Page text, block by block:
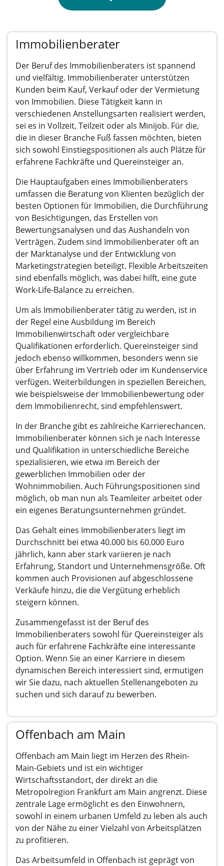
Immobilienberater
Der Beruf des Immobilienberaters ist spannend
und vielfältig. Immobilienberater unterstützen
Kunden beim Kauf, Verkauf oder der Vermietung
von Immobilien. Diese Tätigkeit kann in
verschiedenen Anstellungsarten realisiert werden,
sei es in Vollzeit, Teilzeit oder als Minijob. Für die,
die in dieser Branche Fuß fassen möchten, bieten
sich sowohl Einstiegspositionen als auch Plätze für
erfahrene Fachkräfte und Quereinsteiger an.
Die Hauptaufgaben eines Immobilienberaters
umfassen die Beratung von Klienten bezüglich der
besten Optionen für Immobilien, die Durchführung
von Besichtigungen, das Erstellen von
Bewertungsanalysen und das Aushandeln von
Verträgen. Zudem sind Immobilienberater oft an
der Marktanalyse und der Entwicklung von
Marketingstrategien beteiligt. Flexible Arbeitszeiten
sind ebenfalls möglich, was dabei hilft, eine gute
Work-Life-Balance zu erreichen.
Um als Immobilienberater tätig zu werden, ist in
der Regel eine Ausbildung im Bereich
Immobilienwirtschaft oder vergleichbare
Qualifikationen erforderlich. Quereinsteiger sind
jedoch ebenso willkommen, besonders wenn sie
über Erfahrung im Vertrieb oder im Kundenservice
verfügen. Weiterbildungen in speziellen Bereichen,
wie beispielsweise der Immobilienbewertung oder
dem Immobilienrecht, sind empfehlenswert.
In der Branche gibt es zahlreiche Karrierechancen.
Immobilienberater können sich je nach Interesse
und Qualifikation in unterschiedliche Bereiche
spezialisieren, wie etwa im Bereich der
gewerblichen Immobilien oder der
Wohnimmobilien. Auch Führungspositionen sind
möglich, ob man nun als Teamleiter arbeitet oder
ein eigenes Beratungsunternehmen gründet.
Das Gehalt eines Immobilienberaters liegt im
Durchschnitt bei etwa 40.000 bis 60.000 Euro
jährlich, kann aber stark variieren je nach
Erfahrung, Standort und Unternehmensgröße. Oft
kommen auch Provisionen auf abgeschlossene
Verkäufe hinzu, die die Vergütung erheblich
steigern können.
Zusammengefasst ist der Beruf des
Immobilienberaters sowohl für Quereinsteiger als
auch für erfahrene Fachkräfte eine interessante
Option. Wenn Sie an einer Karriere in diesem
dynamischen Bereich interessiert sind, ermutigen
wir Sie dazu, nach aktuellen Stellenangeboten zu
suchen und sich darauf zu bewerben.
Offenbach am Main
Offenbach am Main liegt im Herzen des Rhein-
Main-Gebiets und ist ein wichtiger
Wirtschaftsstandort, der direkt an die
Metropolregion Frankfurt am Main angrenzt. Diese
zentrale Lage ermöglicht es den Einwohnern,
sowohl in einem urbanen Umfeld zu leben als auch
von der Nähe zu einer Vielzahl von Arbeitsplätzen
zu profitieren.
Das Arbeitsumfeld in Offenbach ist geprägt von